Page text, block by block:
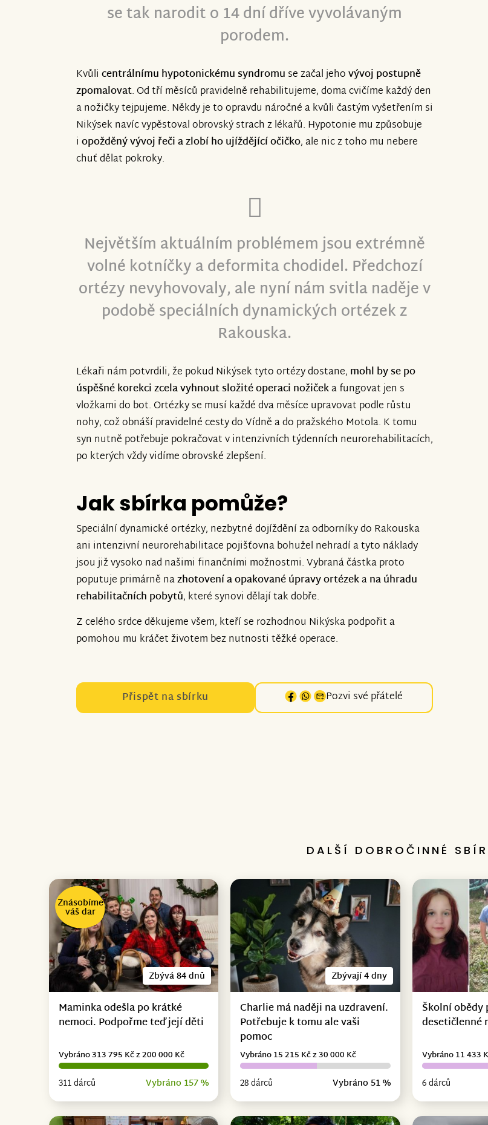
se tak narodit o 14 dní dříve vyvolávaným
porodem.
Kvůli centrálnímu hypotonickému syndromu se začal jehovývoj postupně
zpomalovat. Od tří měsíců pravidelně rehabilitujeme, doma cvičíme každý den
a nožičky tejpujeme. Někdy je to opravdu náročné a kvůli častým vyšetřením si
Nikýsek navíc vypěstoval obrovský strach z lékařů. Hypotonie mu způsobuje
i opožděný vývoj řeči a zlobí ho ujíždějící očičko, ale nic z toho mu nebere
chuť dělat pokroky.
Největším aktuálním problémem jsou extrémně
volné kotníčky a deformita chodidel. Předchozí
ortézy nevyhovovaly, ale nyní nám svitla naděje v
podobě speciálních dynamických ortézek z
Rakouska.
Lékaři nám potvrdili, že pokud Nikýsek tyto ortézy dostane, mohl by se po
úspěšné korekci zcela vyhnout složité operaci nožičeka fungovat jen s
vložkami do bot. Ortézky se musí každé dva měsíce upravovat podle růstu
nohy, což obnáší pravidelné cesty do Vídně a do pražského Motola. K tomu
syn nutně potřebuje pokračovat v intenzivních týdenních neurorehabilitacích,
po kterých vždy vidíme obrovské zlepšení.
Jak sbírka pomůže?
Speciální dynamické ortézky, nezbytné dojíždění za odborníky do Rakouska
ani intenzivní neurorehabilitace pojišťovna bohužel nehradí a tyto náklady
jsou již vysoko nad našimi finančními možnostmi. Vybraná částka proto
poputuje primárně nazhotovení a opakované úpravy ortézekana úhradu
rehabilitačních pobytů, které synovi dělají tak dobře.
Z celého srdce děkujeme všem, kteří se rozhodnou Nikýska podpořit a
pomohou mu kráčet životem bez nutnosti těžké operace.
Přispět na sbírku Pozvi své přátelé
DALŠÍ DOBROČINNÉ
Zbývá 84 dnů
Znásobíme
váš dar
Maminka odešla po krátké
nemoci. Podpořme teď její děti
311 dárců Vybráno 157 %
Vybráno 313 795 Kč z 200 000 Kč
Zbývají 4 dny
Charlie má naději na uzdravení.
Potřebuje k tomu ale vaši
pomoc
28 dárců Vybráno 51 %
Vybráno 15 215 Kč z 30 000 Kč
Školní obědy
desetičlenné
6 dárců
Vybráno 11 433